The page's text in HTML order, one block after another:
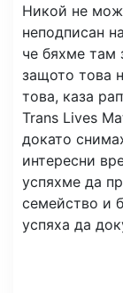
Никой не
неподписан
че бяхме там
защото това
това, каза
Trans Lives
докато
интересни
успяхме да
семейство и
успяха да